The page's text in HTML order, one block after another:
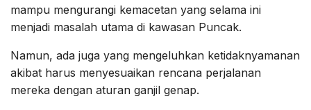
mampu mengurangi kemacetan yang selama ini
menjadi masalah utama di kawasan Puncak.
Namun, ada juga yang mengeluhkan ketidaknyamanan
akibat harus menyesuaikan rencana perjalanan
mereka dengan aturan ganjil genap.